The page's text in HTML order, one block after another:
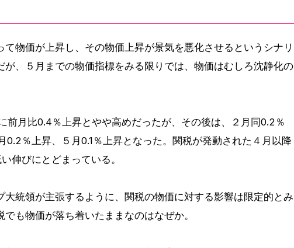
て物価が上昇し、その物価上昇が景気を悪化させるというシナリ
が、５月までの物価指標をみる限りでは、物価はむしろ沈静化の
前月比0.4％上昇とやや高めだったが、その後は、２月同0.2％
0.2％上昇、５月0.1％上昇となった。関税が発動された４月以降
伸びにとどまっている。
大統領が主張するように、関税の物価に対する影響は限定的とみ
も物価が落ち着いたままなのはなぜか。